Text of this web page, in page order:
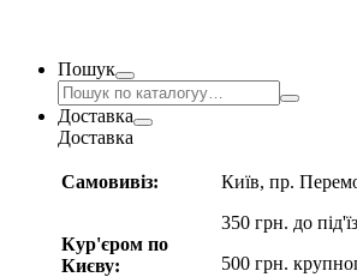
Пошук
Доставка
Доставка
Самовивіз:
Кур'єром по
Києву:
Київ, пр.
350 грн. до
500 грн.